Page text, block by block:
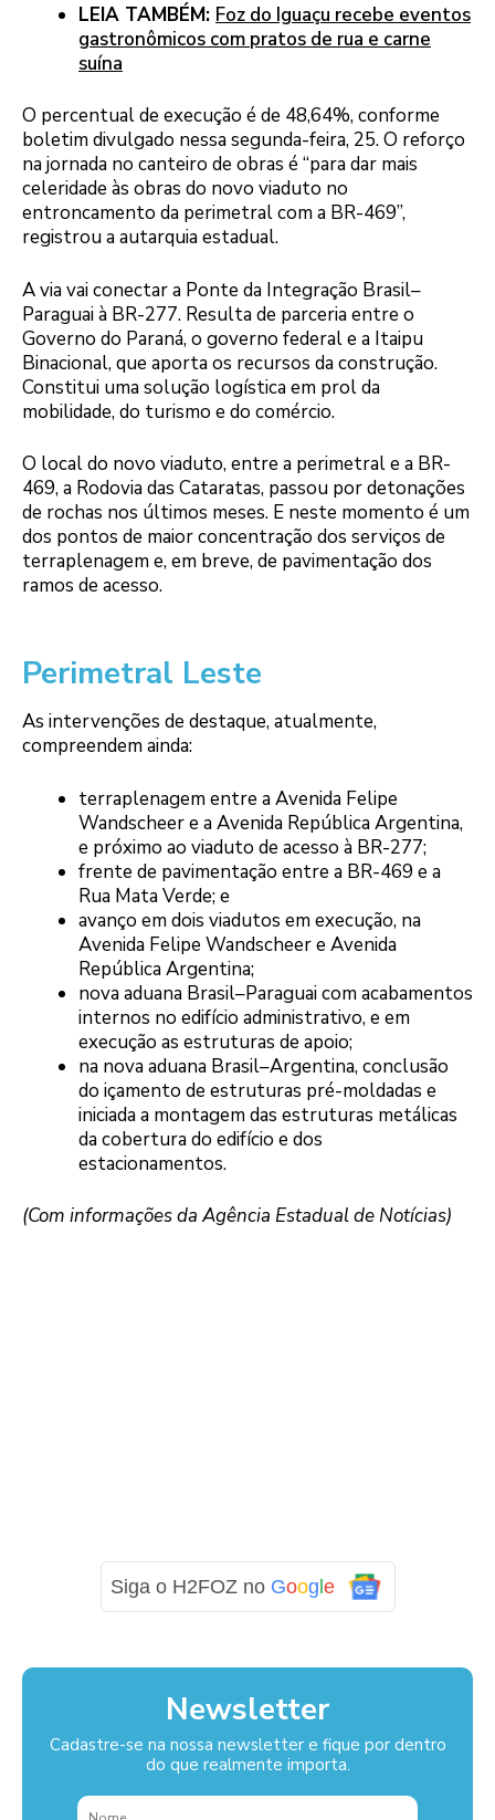
LEIA TAMBÉM: Foz do Iguaçu recebe eventos
gastronômicos com pratos de rua e carne
suína
O percentual de execução é de 48,64%, conforme
boletim divulgado nessa segunda-feira, 25. O reforço
na jornada no canteiro de obras é “para dar mais
celeridade às obras do novo viaduto no
entroncamento da perimetral com a BR-469”,
registrou a autarquia estadual.
A via vai conectar a Ponte da Integração Brasil–
Paraguai à BR-277. Resulta de parceria entre o
Governo do Paraná, o governo federal e a Itaipu
Binacional, que aporta os recursos da construção.
Constitui uma solução logística em prol da
mobilidade, do turismo e do comércio.
O local do novo viaduto, entre a perimetral e a BR-
469, a Rodovia das Cataratas, passou por detonações
de rochas nos últimos meses. E neste momento é um
dos pontos de maior concentração dos serviços de
terraplenagem e, em breve, de pavimentação dos
ramos de acesso.
Perimetral Leste
As intervenções de destaque, atualmente,
compreendem ainda:
terraplenagem entre a Avenida Felipe
Wandscheer e a Avenida República Argentina,
e próximo ao viaduto de acesso à BR-277;
frente de pavimentação entre a BR-469 e a
Rua Mata Verde; e
avanço em dois viadutos em execução, na
Avenida Felipe Wandscheer e Avenida
República Argentina;
nova aduana Brasil–Paraguai com acabamentos
internos no edifício administrativo, e em
execução as estruturas de apoio;
na nova aduana Brasil–Argentina, conclusão
do içamento de estruturas pré-moldadas e
iniciada a montagem das estruturas metálicas
da cobertura do edifício e dos
estacionamentos.
(Com informações da Agência Estadual de Notícias)
Siga o H2FOZ no Goog e
Newsletter
Cadastre-se na nossa newsletter e fique por dentro
do que realmente importa.